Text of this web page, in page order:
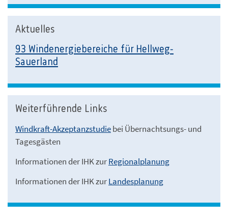
Aktuelles
93 Windenergiebereiche für Hellweg-
Sauerland
Weiterführende Links
Windkraft-Akzeptanzstudiebei Übernachtsungs- und
Tagesgästen
Informationen der IHK zurRegionalplanung
Informationen der IHK zurLandesplanung